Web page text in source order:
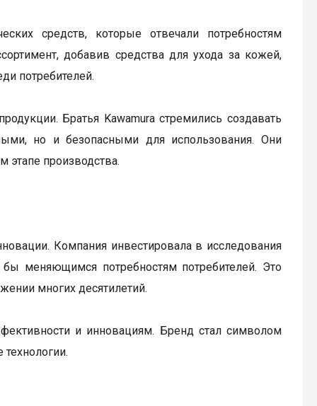
средств, которые отвечали потребностям
добавив средства для ухода за кожей,
потребителей.
Братья Kawamura стремились создавать
но и безопасными для использования. Они
этапе производства.
Компания инвестировала в исследования
меняющимся потребностям потребителей. Это
многих десятилетий.
и инновациям. Бренд стал символом